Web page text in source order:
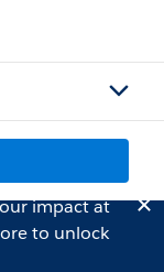
impact at
to unlock